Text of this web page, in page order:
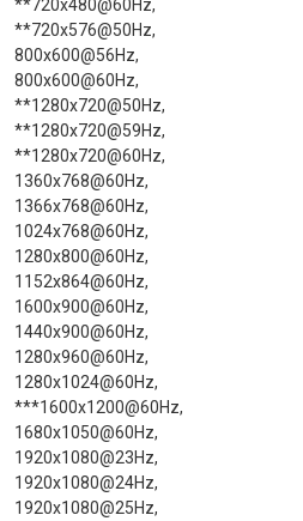
**720x480@60Hz,
**720x576@50Hz,
800x600@56Hz,
800x600@60Hz,
**1280x720@50Hz,
**1280x720@59Hz,
**1280x720@60Hz,
1360x768@60Hz,
1366x768@60Hz,
1024x768@60Hz,
1280x800@60Hz,
1152x864@60Hz,
1600x900@60Hz,
1440x900@60Hz,
1280x960@60Hz,
1280x1024@60Hz,
***1600x1200@60Hz,
1680x1050@60Hz,
1920x1080@23Hz,
1920x1080@24Hz,
1920x1080@25Hz,